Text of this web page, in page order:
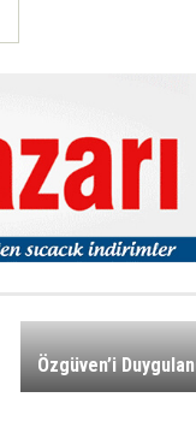
Özgüven’i